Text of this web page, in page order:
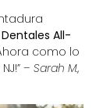
All-
como lo
– Sarah M.,